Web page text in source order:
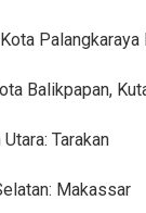
Balikpapan,
Tarakan
Makassar